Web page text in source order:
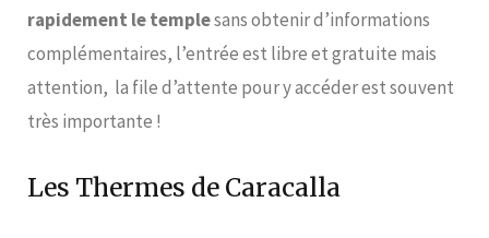
rapidement le templesans obtenir d’informations
complémentaires, l’entrée est libre et gratuite mais
attention, la file d’attente pour y accéder est souvent
très importante !
Les Thermes de Caracalla